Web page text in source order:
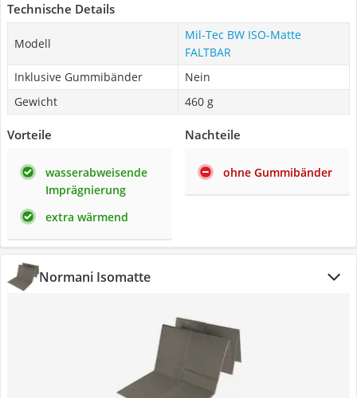
Technische Details
Modell
Mil-Tec BW ISO-Matte
FALTBAR
Inklusive Gummibänder
Nein
Gewicht
460 g
Vorteile
wasserabweisende
Imprägnierung
extra wärmend
Nachteile
ohne Gummibänder
Normani Isomatte